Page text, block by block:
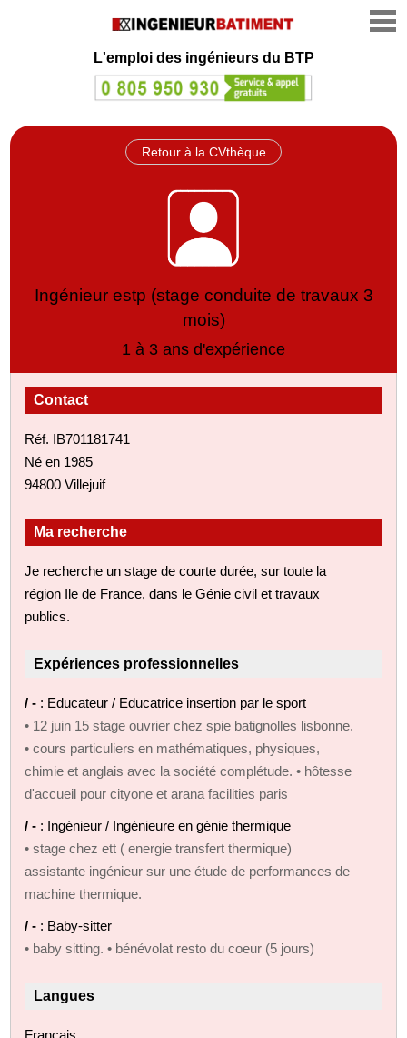
L'emploi des ingénieurs du BTP
Retour à la CVthèque
Ingénieur estp (stage conduite de travaux 3
mois)
1 à 3 ans d'expérience
Contact
Réf. IB701181741
Né en 1985
94800 Villejuif
Ma recherche
Je recherche un stage de courte durée, sur toute la
région Ile de France, dans le Génie civil et travaux
publics.
Expériences professionnelles
/ - : Educateur / Educatrice insertion par le sport
• 12 juin 15 stage ouvrier chez spie batignolles lisbonne.
• cours particuliers en mathématiques, physiques,
chimie et anglais avec la société complétude. • hôtesse
d'accueil pour cityone et arana facilities paris
/ - : Ingénieur / Ingénieure en génie thermique
• stage chez ett ( energie transfert thermique)
assistante ingénieur sur une étude de performances de
machine thermique.
/ - : Baby-sitter
• baby sitting. • bénévolat resto du coeur (5 jours)
Langues
Français